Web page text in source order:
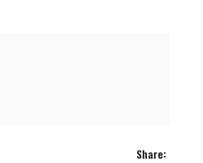
Share: